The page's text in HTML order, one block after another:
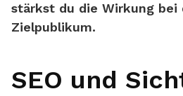
stärkst du die Wirkung bei
Zielpublikum.
SEO und